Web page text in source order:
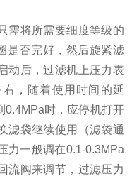
将所需要细度等级的
是否完好，然后旋紧滤
动后，过滤机上压力表
，随着使用时间的延
0.4MPa时，应停机打开
滤袋继续使用（滤袋通
力一般调在0.1-0.3MPa
流阀来调节，过滤压力